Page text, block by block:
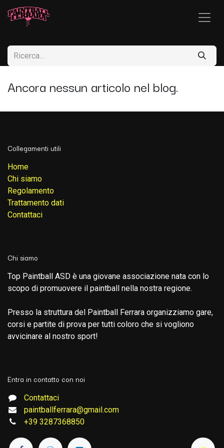
Ancora nessun articolo nel blog.
Collegamenti utili
Home
Chi siamo
Regolamento
Trattamento dati
Contattaci
Chi siamo
Top Paintball ASD è una giovane associazione nata con lo
scopo di promuovere il paintball nella nostra regione.
Presso la struttura del Paintball Ferrara organizziamo gare,
corsi e partite di prova per tutti coloro che si vogliono
avvicinare al nostro sport!
Entra in contatto con noi
Contattaci
paintballferrara@gmail.com
+39 3287368850